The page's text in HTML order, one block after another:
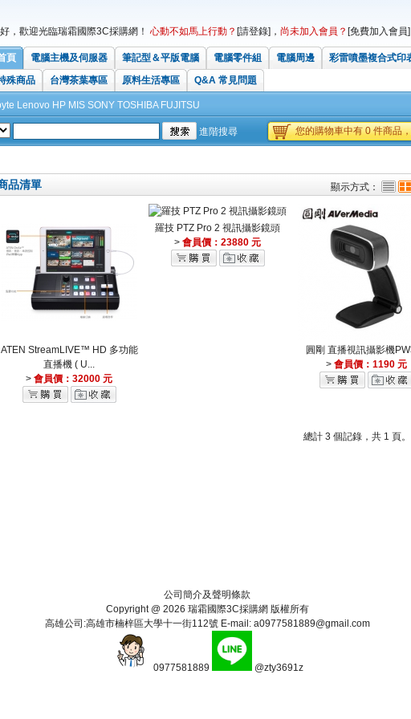
，歡迎光臨瑞霜國際3C採購網！ 心動不如馬上行動？ [請登錄] ， 尚未加入會員？ [免費加入會員]
頁 電腦主機及伺服器 筆記型＆平版電腦 電腦零件組 電腦周邊 彩雷噴墨複合式印
殊商品
台灣茶葉專區 原料生活專區 Q&A 常見問題
Lenovo HP MIS SONY TOSHIBA FUJITSU
進階搜尋 您的購物車中有 0 件商品
品清單 顯示方式：
ATEN StreamLIVE™ HD 多功能
直播機 ( U...
> 會員價：32000 元
羅技 PTZ Pro 2 視訊攝影鏡頭
> 會員價：23880 元
圓剛 直播視訊攝影機
> 會員價：1190 元
總計 3 個記錄，共 1 頁。
公司簡介及聲明條款
Copyright @ 2026 瑞霜國際3C採購網 版權所有
高雄公司:高雄市楠梓區大學十一街112號 E-mail: a0977581889@gmail.com
0977581889 @zty3691z